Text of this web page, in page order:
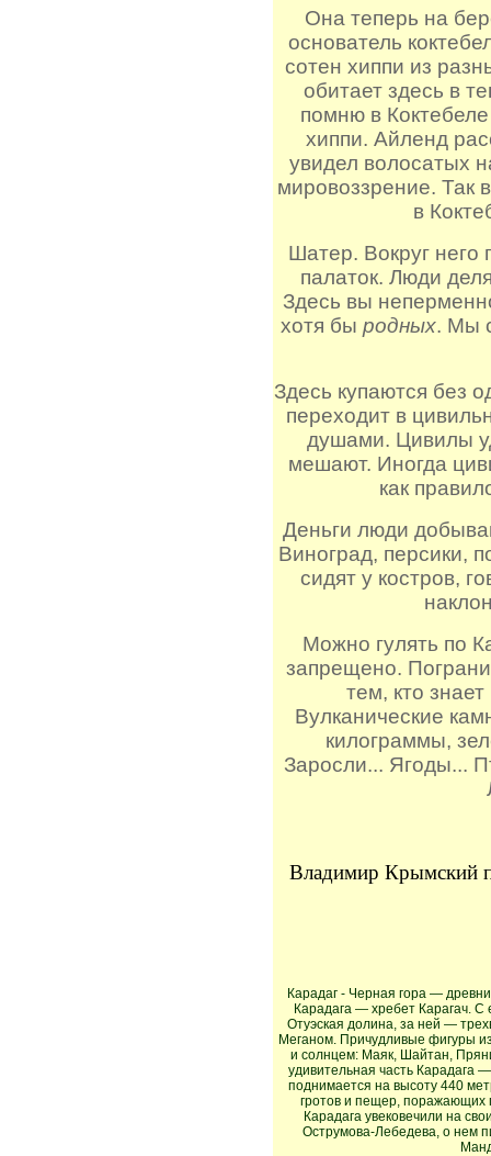
Она теперь на
основатель
сотен хиппи из
обитает здесь в
помню в
хиппи. Айленд
увидел волосатых
мировоззрение. Так
в
Шатер. Вокруг него
палаток. Люди
Здесь вы
хотя бы родных. Мы
Здесь купаются без
переходит в
душами. Цивилы
мешают. Иногда
как
Деньги люди
Виноград, персики,
сидят у костров,
Можно гулять по
запрещено.
тем, кто
Вулканические
килограммы,
Заросли... Ягоды...
Владимир Крымский
Карадаг - Черная гора —
Карадага — хребет Карагач.
Отуэская долина, за ней —
Меганом. Причудливые фигуры
и солнцем: Маяк, Шайтан,
удивительная часть
поднимается на высоту 440
гротов и пещер, поражающих
Карадага увековечили на
Острумова-Лебедева, о нем